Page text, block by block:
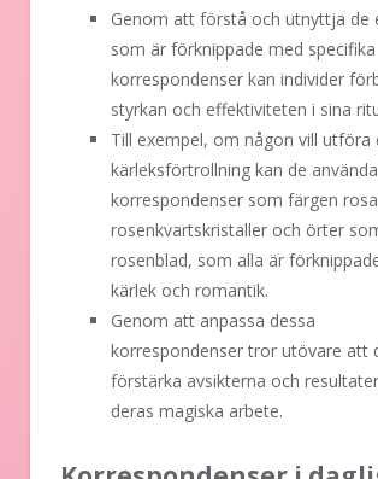
Genom att förstå och utnyttja de
som är förknippade med specifika
korrespondenser kan individer
styrkan och effektiviteten i sina
Till exempel, om någon vill utföra
kärleksförtrollning kan de använda
korrespondenser som färgen
rosenkvartskristaller och örter
rosenblad, som alla är
kärlek och romantik.
Genom att anpassa dessa
korrespondenser tror utövare att
förstärka avsikterna och
deras magiska arbete.